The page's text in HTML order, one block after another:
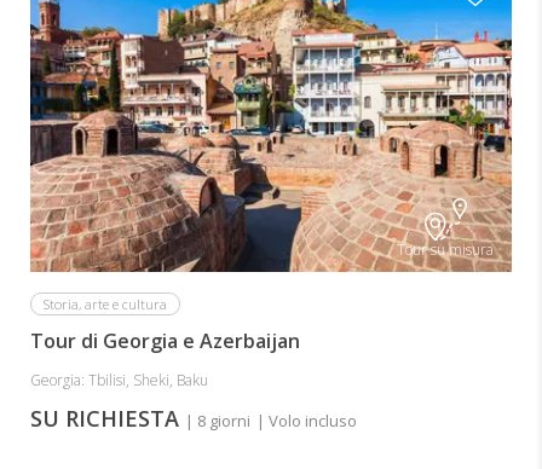
Tour su misura
Storia, arte e cultura
Tour di Georgia e Azerbaijan
Georgia: Tbilisi, Sheki, Baku
SU RICHIESTA | 8 giorni | Volo incluso